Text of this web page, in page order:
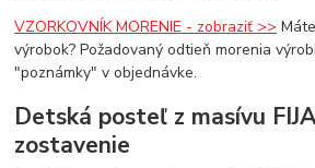
VZORKOVNÍK MORENIE - zobraziť >>
výrobok? Požadovaný odtieň morenia
"poznámky" v objednávke.
Detská posteľ z masívu
zostavenie